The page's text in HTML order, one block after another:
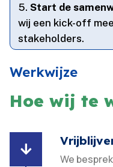
Start de
wij een kick-off
stakeholders.​
Werkwijze
Hoe wij te

We